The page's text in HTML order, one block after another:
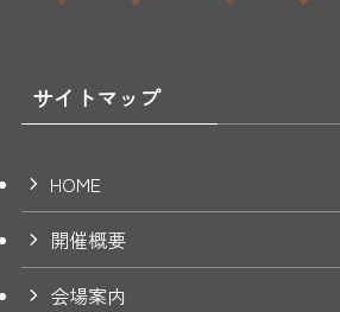
サイトマップ
HOME
開催概要
会場案内